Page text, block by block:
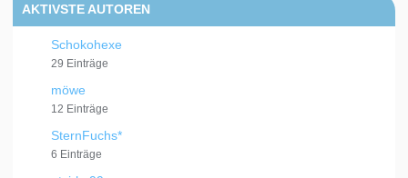
AKTIVSTE AUTOREN
Schokohexe
29 Einträge
möwe
12 Einträge
SternFuchs*
6 Einträge